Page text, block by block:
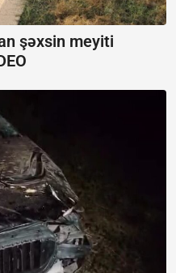
şəxsin meyiti